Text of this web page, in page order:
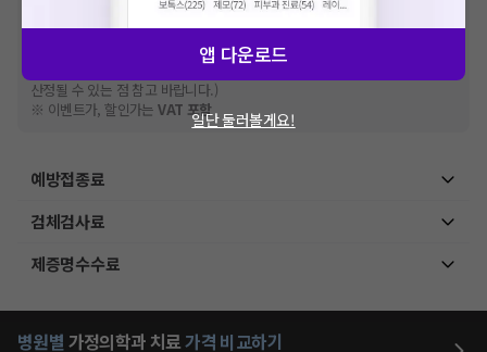
추가비용 등으로 실제 가격과 상이할 수 있으니, 정확
한 가격은 해당 의료기관에 직접 문의해주세요.
건강보험심사평가원에 고지되어 있는 급여 진료 기준 가
격입니다. (진료와 연관된 복합적인 비용이 추가되어, 병원마다 금액이 다르게
산정될 수 있는 점 참고 바랍니다.)
※ 이벤트가, 할인가는VAT 포함
예방접종료
검체검사료
제증명수수료
병원별 가정의학과 치료가격 비교하기
앱 다운로드
일단 둘러볼게요!